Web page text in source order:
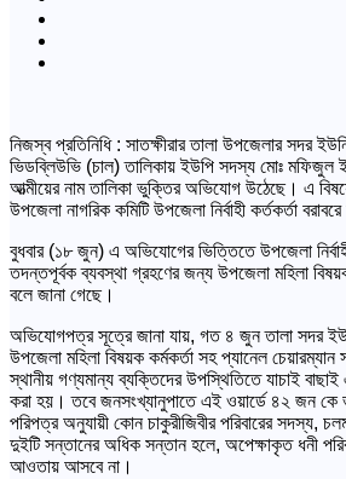
নিজস্ব প্রতিনিধি : সাতক্ষীরার তালা উপজেলার সদর
ভিডব্লিউভি (চাল) তালিকায় ইউপি সদস্য মোঃ মফিজুল
আত্মীয়ের নাম তালিকা ভুক্তির অভিযোগ উঠেছে। এ
উপজেলা নাগরিক কমিটি উপজেলা নির্বাহী কর্তকর্তা
বুধবার (১৮ জুন) এ অভিযোগের ভিত্তিতে উপজেলা
তদন্তপূর্বক ব্যবস্থা গ্রহণের জন্য উপজেলা মহিলা বিষয়ক
বলে জানা গেছে।
অভিযোগপত্র সূত্রে জানা যায়, গত ৪ জুন তালা সদর
উপজেলা মহিলা বিষয়ক কর্মকর্তা সহ প্যানেল
স্থানীয় গণ্যমান্য ব্যক্তিদের উপস্থিতিতে যাচাই
করা হয়। তবে জনসংখ্যানুপাতে এই ওয়ার্ডে ৪২ জন কে
পরিপত্র অনুযায়ী কোন চাকুরীজিবীর পরিবারের সদস্য,
দুইটি সন্তানের অধিক সন্তান হলে, অপেক্ষাকৃত ধনী
আওতায় আসবে না।